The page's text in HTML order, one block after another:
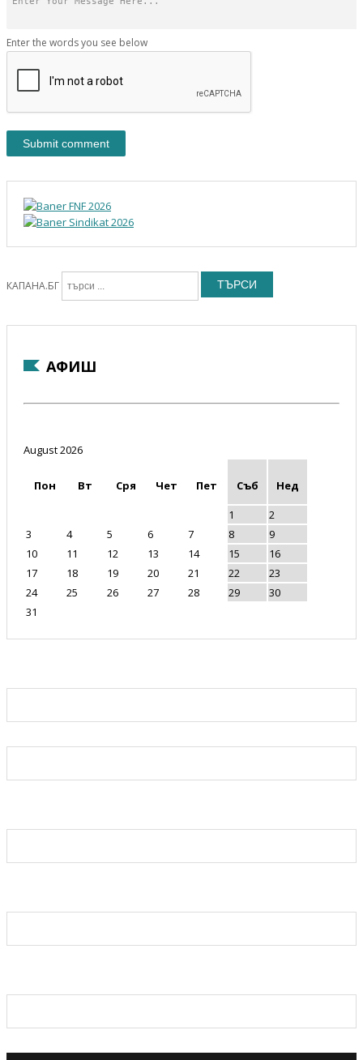
Enter the words you see below
КАПАНА.БГ ТЪРСИ
АФИШ
August 2026
Пон Вт Сря Чет Пет Съб
Нед
1
2
3
4 5 6 7 8
9
10
11 12 13 14 15
16
17
18 19 20 21 22
23
24
25 26 27 28 29
30
31